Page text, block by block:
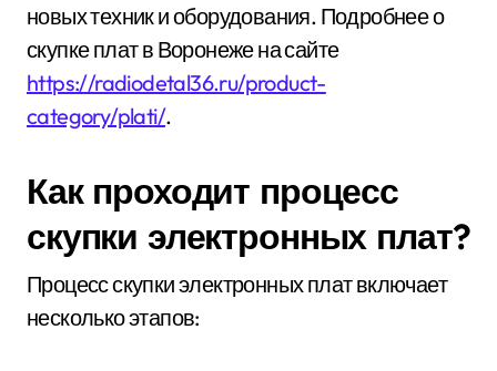
новых техник и оборудования. Подробнее о
скупке плат в Воронеже на сайте
https://radiodetal36.ru/product-
category/plati/.
Как проходит процесс
скупки электронных плат?
Процесс скупки электронных плат включает
несколько этапов: